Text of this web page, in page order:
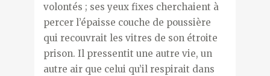
volontés ; ses yeux fixes cherchaient à
percer l’épaisse couche de poussière
qui recouvrait les vitres de son étroite
prison. Il pressentit une autre vie, un
autre air que celui qu’il respirait dans